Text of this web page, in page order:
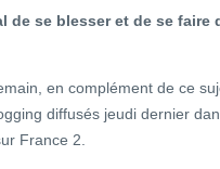
de se blesser et de se
en complément de ce
diffusés jeudi dernier
France 2.